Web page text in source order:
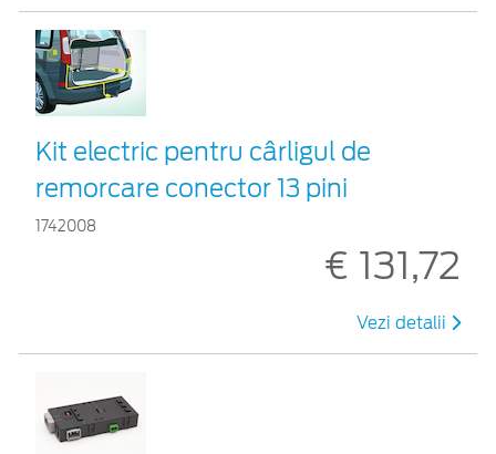
Kit electric pentru cârligul de
remorcare conector 13 pini
1742008
€ 131,72
Vezi detalii